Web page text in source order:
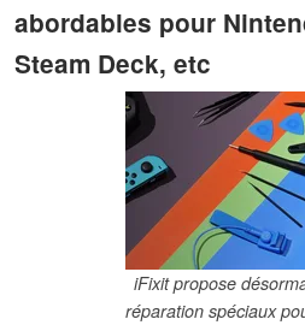
abordables pour
Steam Deck, etc
iFixit propose
réparation spéciaux